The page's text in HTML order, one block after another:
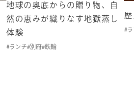
地球の奥底からの贈り物、自
然の恵みが織りなす地獄蒸し
体験
#ランチ#別府#鉄輪
#ラ